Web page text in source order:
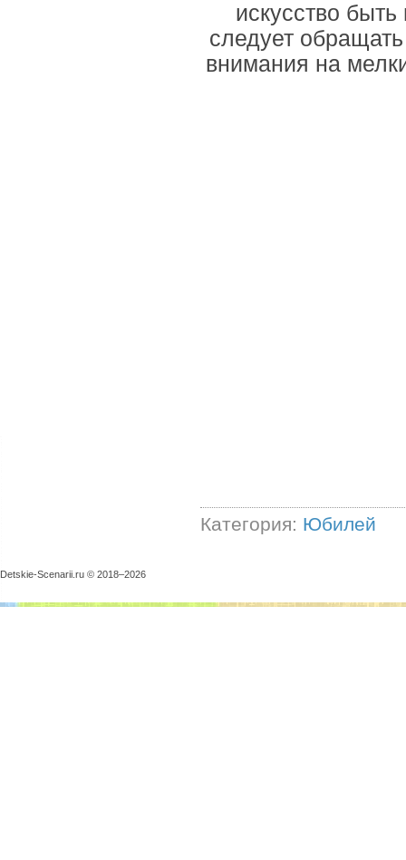
искусство
следует
внимания на
Категория: Юбилей
Detskie-Scenarii.ru © 2018–2026